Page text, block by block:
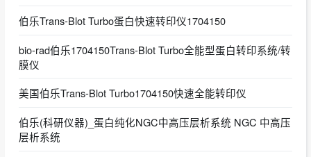
伯乐Trans-Blot Turbo蛋白快速转印仪1704150
bio-rad伯乐1704150Trans-Blot Turbo全能型蛋白转印系统/转
膜仪
美国伯乐Trans-Blot Turbo1704150快速全能转印仪
伯乐(科研仪器)_蛋白纯化NGC中高压层析系统 NGC 中高压
层析系统